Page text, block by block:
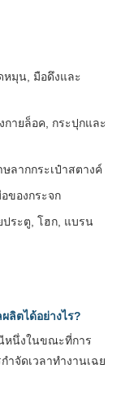
หมุน, มือดึงและ
กายล็อค, กระปุกและ
ษลากกระเป๋าสตางค์
ของกระจก
ประตู, โฮก, แบรน
ลิตได้อย่างไร?
หนึ่งในขณะที่การ
าจัดเวลาทํางานเฉย